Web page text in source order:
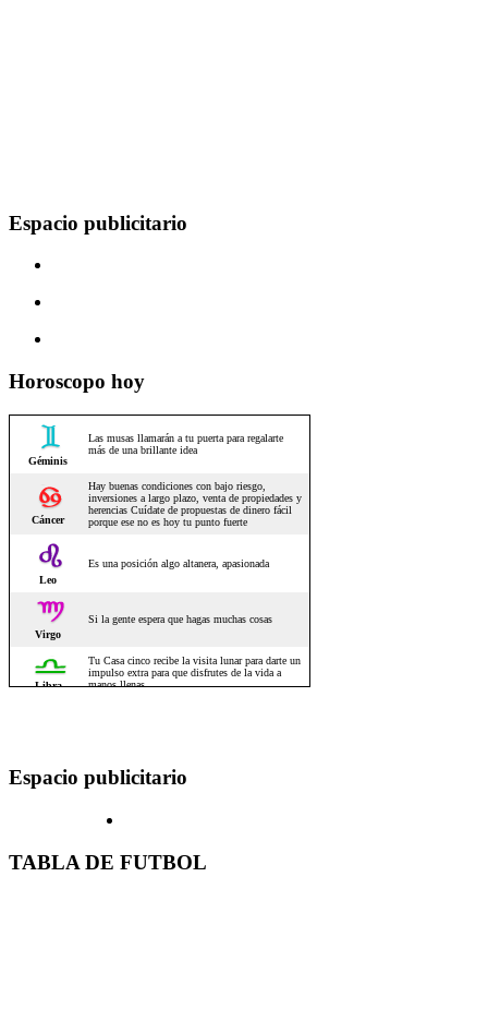
Espacio publicitario
Horoscopo hoy
Espacio publicitario
TABLA DE FUTBOL